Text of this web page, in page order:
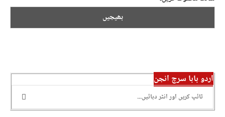
اردو بابا سرچ انجن